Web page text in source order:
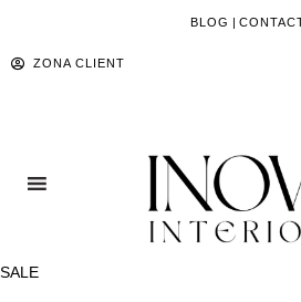
BLOG |
ZONA CLIENT
SALE